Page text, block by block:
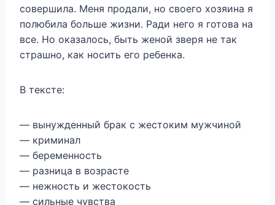
совершила. Меня продали, но своего хозяина я
полюбила больше жизни. Ради него я готова на
все. Но оказалось, быть женой зверя не так
страшно, как носить его ребенка.
В тексте:
— вынужденный брак с жестоким мужчиной
— криминал
— беременность
— разница в возрасте
— нежность и жестокость
— сильные чувства